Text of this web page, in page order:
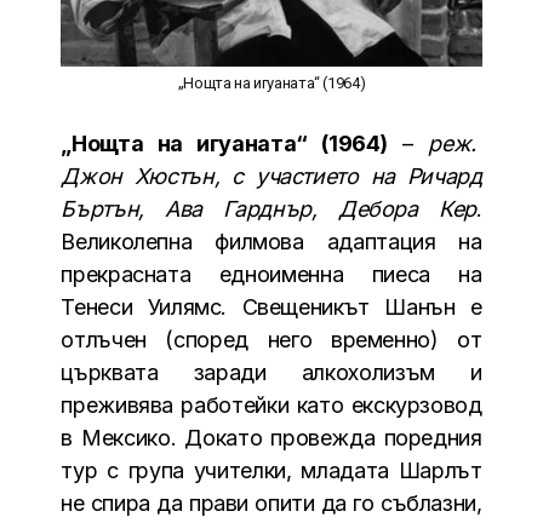
„Нощта на игуаната“ (1964)
„Нощта на игуаната“ (1964) – реж.
Джон Хюстън, с участието на Ричард
Бъртън, Ава Гарднър, Дебора Кер.
Великолепна филмова адаптация на
прекрасната едноименна пиеса на
Тенеси Уилямс. Свещеникът Шанън е
отлъчен (според него временно) от
църквата заради алкохолизъм и
преживява работейки като екскурзовод
в Мексико. Докато провежда поредния
тур с група учителки, младата Шарлът
не спира да прави опити да го съблазни,